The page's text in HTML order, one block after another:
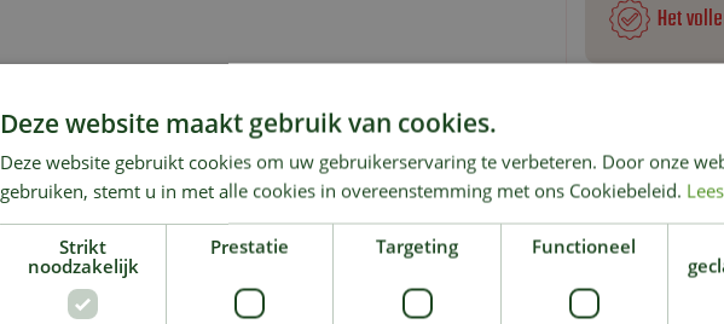
Het
KIJK OOK EENS NAAR:
Deze website maakt gebruik van cookies.
Deze website gebruikt cookies om uw gebruikerservaring te verbeteren. Door onze
gebruiken, stemt u in met alle cookies in overeenstemming met ons Cookiebeleid.
Strikt
noodzakelijk
Prestatie Targeting Functioneel